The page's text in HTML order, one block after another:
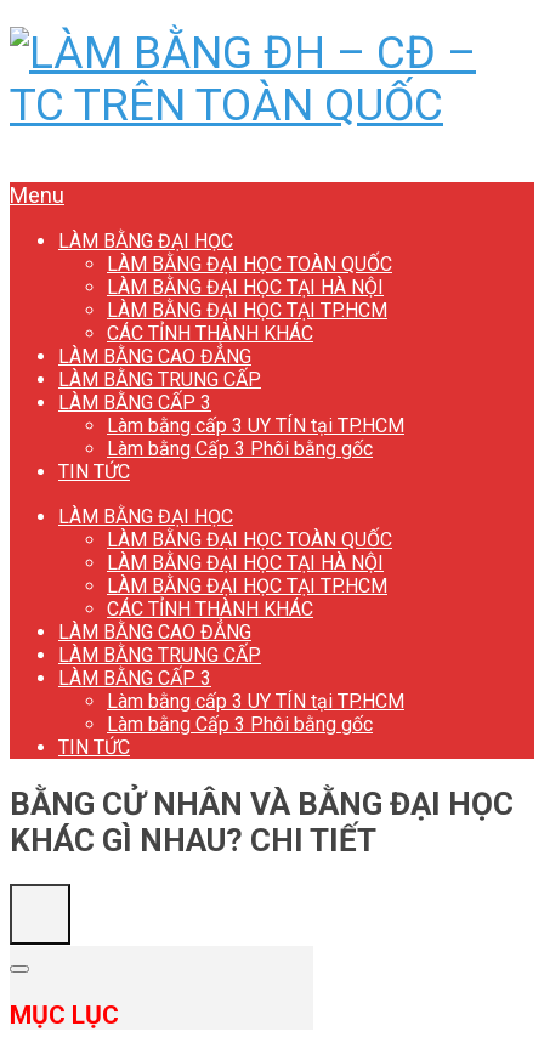
Menu
LÀM BẰNG ĐẠI HỌC
LÀM BẰNG ĐẠI HỌC TOÀN QUỐC
LÀM BẰNG ĐẠI HỌC TẠI HÀ NỘI
LÀM BẰNG ĐẠI HỌC TẠI TP.HCM
CÁC TỈNH THÀNH KHÁC
LÀM BẰNG CAO ĐẲNG
LÀM BẰNG TRUNG CẤP
LÀM BẰNG CẤP 3
Làm bằng cấp 3 UY TÍN tại TP.HCM
Làm bằng Cấp 3 Phôi bằng gốc
TIN TỨC
LÀM BẰNG ĐẠI HỌC
LÀM BẰNG ĐẠI HỌC TOÀN QUỐC
LÀM BẰNG ĐẠI HỌC TẠI HÀ NỘI
LÀM BẰNG ĐẠI HỌC TẠI TP.HCM
CÁC TỈNH THÀNH KHÁC
LÀM BẰNG CAO ĐẲNG
LÀM BẰNG TRUNG CẤP
LÀM BẰNG CẤP 3
Làm bằng cấp 3 UY TÍN tại TP.HCM
Làm bằng Cấp 3 Phôi bằng gốc
TIN TỨC
BẰNG CỬ NHÂN VÀ BẰNG ĐẠI HỌC
KHÁC GÌ NHAU? CHI TIẾT
MỤC LỤC